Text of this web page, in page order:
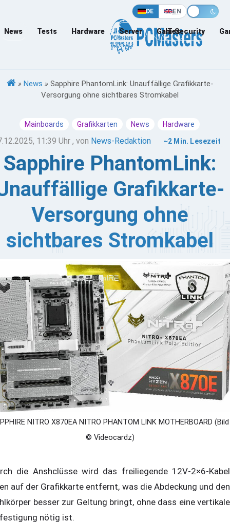
DE EN
News Tests Hardware Server Games
IT-Security
» News » Sapphire PhantomLink: Unauffällige Grafikkarte-
Versorgung ohne sichtbares Stromkabel
Mainboards Grafikkarten News Hardware
11:39 Uhr , von News-Redaktion ~2 Min. Lesezeit
Sapphire PhantomLink:
Grafikkarte-
Versorgung ohne
sichtbares Stromkabel
bringt ein High-End-Duo aus der Grafikkarte
Radeon RX 9070 XT PhantomLink PE und dem
NITRO+ X870EA PhantomLink auf den Markt.
basieren auf PhantomLink, einer diskreten
die die Grafikkarte über einen
HPWR-Randstecker versorgt, der in Reihe mit dem
5.0 x16-Steckplatz platziert ist.
NITRO X870EA NITRO PHANTOM LINK MOTHERBOARD (Bild
© Videocardz)
die Anshclüsse wird das freiliegende 12V-2×6-Kabel
auf der Grafikkarte entfernt, was die Abdeckung und den
besser zur Geltung bringt, ohne dass eine vertikale
nötig ist.